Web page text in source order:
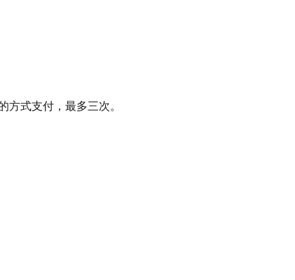
式支付，最多三次。